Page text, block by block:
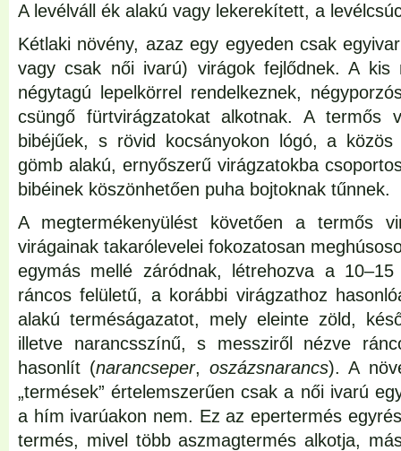
A levélváll ék alakú vagy lekerekített, a
Kétlaki növény, azaz egy egyeden csak
vagy csak női ivarú) virágok fejlődnek. A kis
négytagú lepelkörrel rendelkeznek,
csüngő fürtvirágzatokat alkotnak. A termős
bibéjűek, s rövid kocsányokon lógó, a közös
gömb alakú, ernyőszerű virágzatokba
bibéinek köszönhetően puha bojtoknak tűnnek.
A megtermékenyülést követően a termős
virágainak takarólevelei fokozatosan
egymás mellé záródnak, létrehozva a
ráncos felületű, a korábbi virágzathoz
alakú terméságazatot, mely eleinte zöld,
illetve narancsszínű, s messziről nézve
hasonlít (narancseper,oszázsnarancs). A
„termések” értelemszerűen csak a női ivarú
a hím ivarúakon nem. Ez az epertermés
termés, mivel több aszmagtermés alkotja,